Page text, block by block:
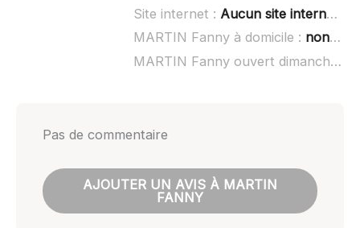
Site internet : Aucun site internet connu
MARTIN Fanny à domicile : non renseigné
MARTIN Fanny ouvert dimanche :
Pas de commentaire
AJOUTER UN AVIS À MARTIN
FANNY